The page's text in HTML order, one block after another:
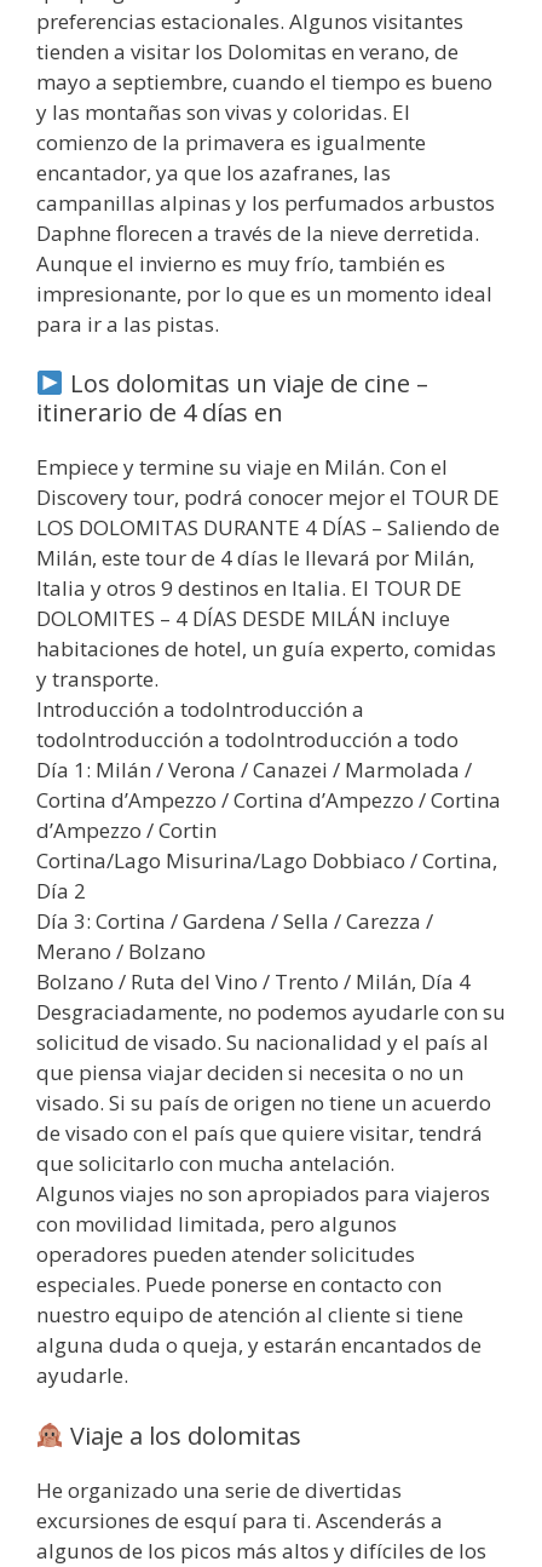
preferencias estacionales. Algunos visitantes
tienden a visitar los Dolomitas en verano, de
mayo a septiembre, cuando el tiempo es bueno
y las montañas son vivas y coloridas. El
comienzo de la primavera es igualmente
encantador, ya que los azafranes, las
campanillas alpinas y los perfumados arbustos
Daphne florecen a través de la nieve derretida.
Aunque el invierno es muy frío, también es
impresionante, por lo que es un momento ideal
para ir a las pistas.
Los dolomitas un viaje de cine –
itinerario de 4 días en
Empiece y termine su viaje en Milán. Con el
Discovery tour, podrá conocer mejor el TOUR DE
LOS DOLOMITAS DURANTE 4 DÍAS – Saliendo de
Milán, este tour de 4 días le llevará por Milán,
Italia y otros 9 destinos en Italia. El TOUR DE
DOLOMITES – 4 DÍAS DESDE MILÁN incluye
habitaciones de hotel, un guía experto, comidas
y transporte.
Introducción a todoIntroducción a
todoIntroducción a todoIntroducción a todo
Día 1: Milán / Verona / Canazei / Marmolada /
Cortina d’Ampezzo / Cortina d’Ampezzo / Cortina
d’Ampezzo / Cortin
Cortina/Lago Misurina/Lago Dobbiaco / Cortina,
Día 2
Día 3: Cortina / Gardena / Sella / Carezza /
Merano / Bolzano
Bolzano / Ruta del Vino / Trento / Milán, Día 4
Desgraciadamente, no podemos ayudarle con su
solicitud de visado. Su nacionalidad y el país al
que piensa viajar deciden si necesita o no un
visado. Si su país de origen no tiene un acuerdo
de visado con el país que quiere visitar, tendrá
que solicitarlo con mucha antelación.
Algunos viajes no son apropiados para viajeros
con movilidad limitada, pero algunos
operadores pueden atender solicitudes
especiales. Puede ponerse en contacto con
nuestro equipo de atención al cliente si tiene
alguna duda o queja, y estarán encantados de
ayudarle.
Viaje a los dolomitas
He organizado una serie de divertidas
excursiones de esquí para ti. Ascenderás a
algunos de los picos más altos y difíciles de los